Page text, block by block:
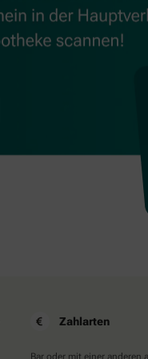
Zahlarten